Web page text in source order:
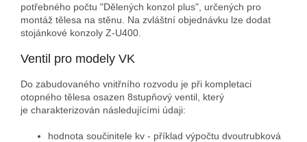
potřebného počtu "Dělených konzol plus", určených pro
montáž tělesa na stěnu. Na zvláštní objednávku lze dodat
stojánkové konzoly Z-U400.
Ventil pro modely VK
Do zabudovaného vnitřního rozvodu je při kompletaci
otopného tělesa osazen 8stupňový ventil, který
je charakterizován následujícími údaji:
hodnota součinitele kv - příklad výpočtu dvoutrubková